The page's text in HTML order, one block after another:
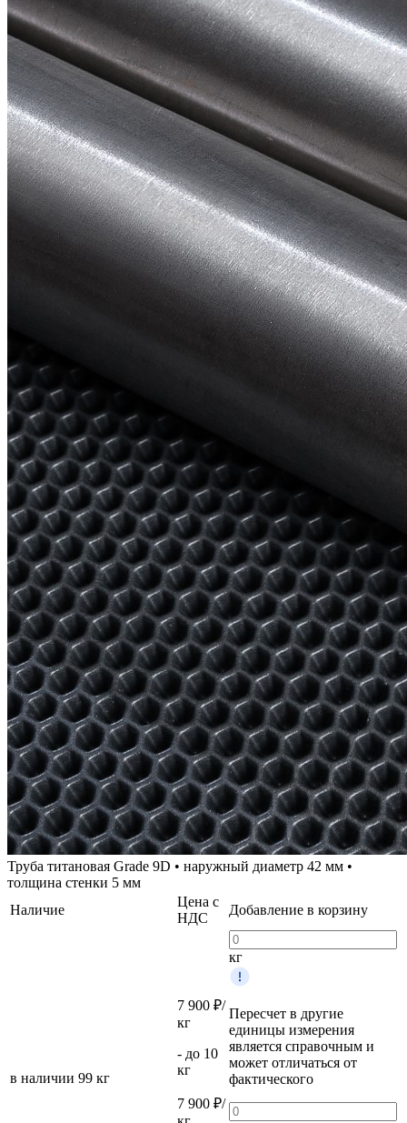
Труба титановая Grade 9D • наружный диаметр 42 мм •
толщина стенки 5 мм
Наличие
Цена с
НДС
Добавление в корзину
в наличии 99 кг
7 900 ₽/
кг
- до 10
кг
7 900 ₽/
кг
Пересчет в другие
единицы измерения
является справочным и
может отличаться от
фактического